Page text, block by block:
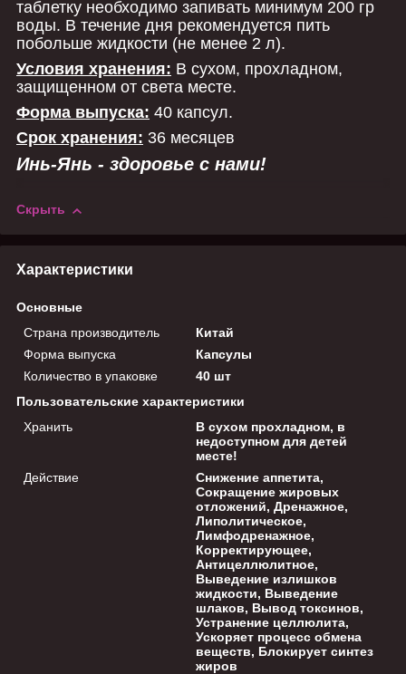
таблетку необходимо запивать минимум 200 гр
воды. В течение дня рекомендуется пить
побольше жидкости (не менее 2 л).
Условия хранения: В сухом, прохладном,
защищенном от света месте.
Форма выпуска: 40 капсул.
Срок хранения: 36 месяцев
Инь-Янь - здоровье с нами!
Скрыть
Характеристики
Основные
Страна производитель
Китай
Форма выпуска
Капсулы
Количество в упаковке
40 шт
Пользовательские характеристики
Хранить
В сухом прохладном, в
недоступном для детей
месте!
Действие
Снижение аппетита,
Сокращение жировых
отложений, Дренажное,
Липолитическое,
Лимфодренажное,
Корректирующее,
Антицеллюлитное,
Выведение излишков
жидкости, Выведение
шлаков, Вывод токсинов,
Устранение целлюлита,
Ускоряет процесс обмена
веществ, Блокирует синтез
жиров